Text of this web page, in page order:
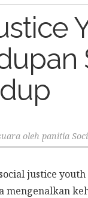
oleh panitia
justice
mengenalkan